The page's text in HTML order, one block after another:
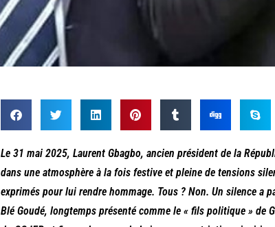
Le 31 mai 2025, Laurent Gbagbo, ancien président de la
dans une atmosphère à la fois festive et pleine de tensions
exprimés pour lui rendre hommage. Tous ? Non. Un silence a
Blé Goudé, longtemps présenté comme le « fils politique » de